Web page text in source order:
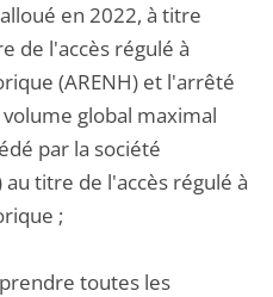
en 2022, à titre
de l'accès régulé à
(ARENH) et l'arrêté
global maximal
par la société
au titre de l'accès régulé à
;
toutes les